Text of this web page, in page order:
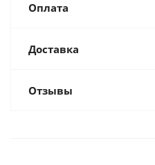
Оплата
Доставка
Отзывы